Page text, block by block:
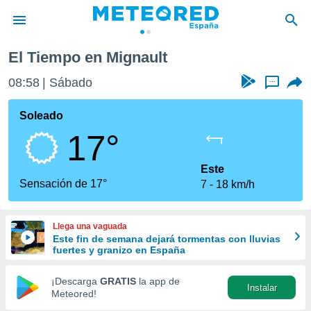
de
por
que se
calidad.
a este
las
y
forma
digital
basada
El Tiempo en Mignault
08:58 Sábado ...
Soleado
17°
Sensación de 17°
Este
7
18 km/h
Llega una vaguada
Este fin de semana dejará tormentas con lluvias
fuertes y granizo en España
¡Descarga GRATIS la app de
Meteored!
Instalar